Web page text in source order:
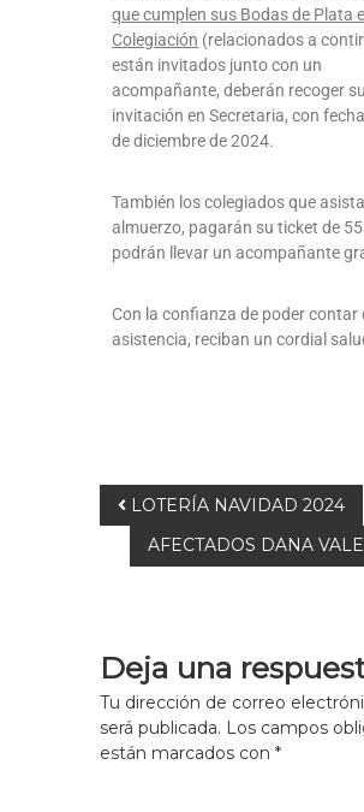
que cumplen sus Bodas de Plata
Colegiación (relacionados a
están invitados junto con un
acompañante, deberán recoger su
invitación en Secretaria, con
de diciembre de 2024.
También los colegiados que
almuerzo, pagarán su ticket de
podrán llevar un acompañante
Con la confianza de poder contar
asistencia, reciban un cordial
LOTERÍA NAVIDAD 2024
AFECTADOS DANA
Deja una
Tu dirección de correo
será publicada. Los campos
están marcados con*